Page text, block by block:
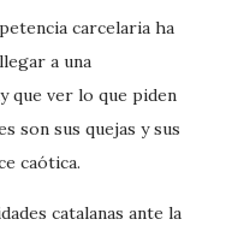
carcelaria ha
a una
que ver lo que piden
son sus quejas y sus
caótica.
catalanas ante la